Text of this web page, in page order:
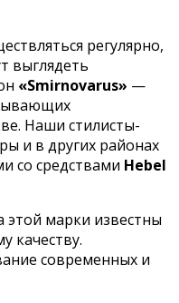
регулярно,
выглядеть
«Smirnovarus» —
Наши стилисты-
и в других районах
со средствами Hebel
этой марки известны
качеству.
современных и